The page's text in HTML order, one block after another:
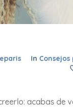
In
acabas de